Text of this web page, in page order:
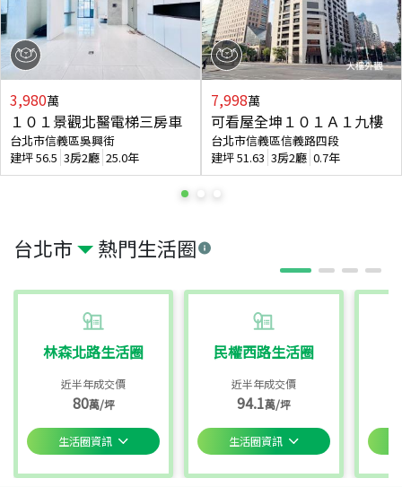
台北市 熱門生活圈
林森北路生活圈
近半年成交價
80萬/坪
生活圈資訊
民權西路生活圈
近半年成交價
94.1萬/坪
生活圈資訊
3,980萬
１０１景觀北醫電梯三房車
台北市信義區吳興街
建坪56.5 3房2廳 25.0年
7,998萬
可看屋全坤１０１Ａ１九樓
台北市信義區信義路四段
建坪51.63 3房2廳 0.7年